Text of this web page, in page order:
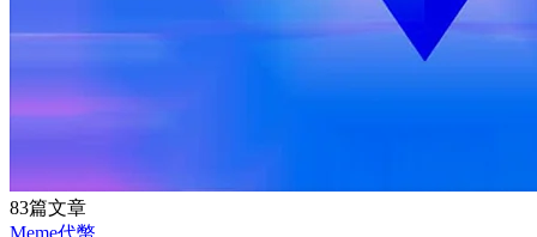
83篇文章